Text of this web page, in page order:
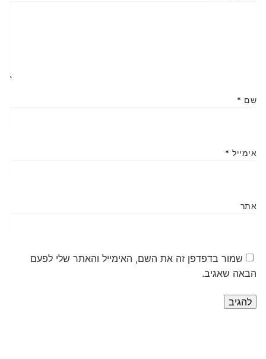
שם *
אימייל *
אתר
שמור בדפדפן זה את השם, האימייל והאתר שלי לפעם
הבאה שאגיב.